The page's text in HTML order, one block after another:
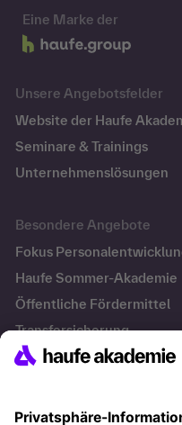
Eine Marke der
Unsere Angebotsfelder
Website der Haufe
Seminare & Trainings
Unternehmenslösungen
Besondere Angebote
Fokus
Haufe Sommer-Akademie
Öffentliche Fördermittel
Transfersicherung